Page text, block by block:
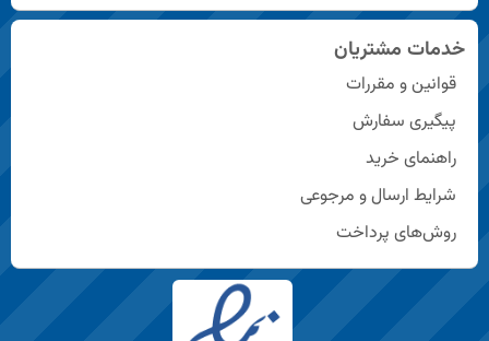
خدمات مشتریان
قوانین و مقررات
پیگیری سفارش
راهنمای خرید
شرایط ارسال و مرجوعی
روش‌های پرداخت